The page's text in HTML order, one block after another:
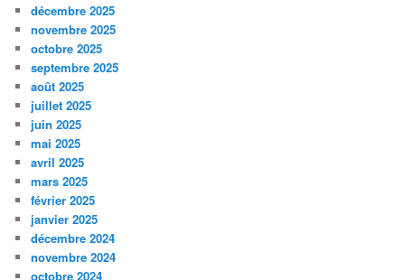
décembre 2025
novembre 2025
octobre 2025
septembre 2025
août 2025
juillet 2025
juin 2025
mai 2025
avril 2025
mars 2025
février 2025
janvier 2025
décembre 2024
novembre 2024
octobre 2024